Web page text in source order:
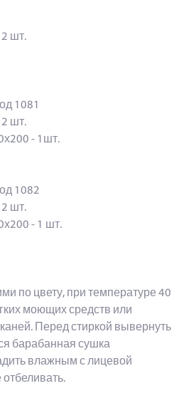
2 шт.
1081
2 шт.
- 1шт.
1082
2 шт.
- 1 шт.
по цвету, при температуре 40
моющих средств или
Перед стиркой вывернуть
барабанная сушка
влажным с лицевой